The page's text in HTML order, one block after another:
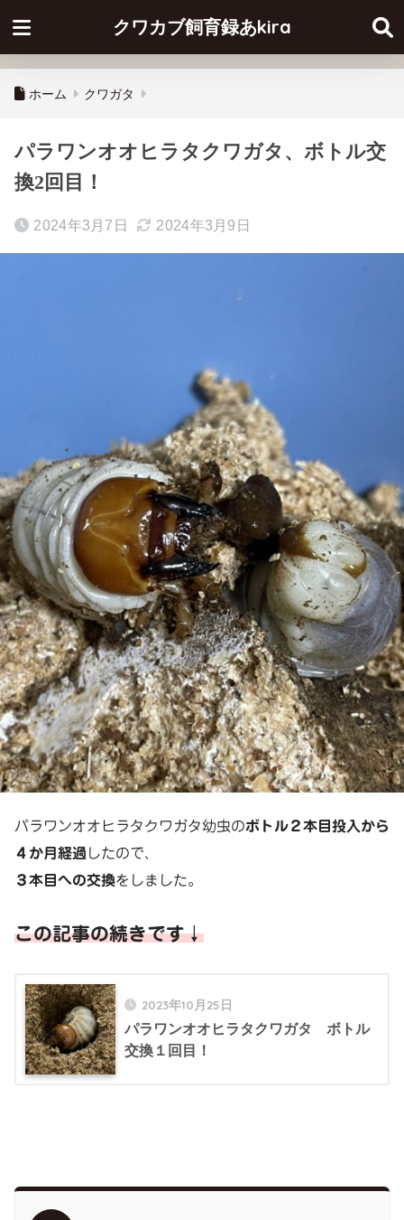
クワカブ飼育録あkira
ホーム クワガタ
パラワンオオヒラタクワガタ、ボトル交
換2回目！
2024年3月7日 2024年3月9日
パラワンオオヒラタクワガタ幼虫のボトル２本目投入から
４か月経過 したので、
３本目への交換をしました。
この記事の続きです↓
2023年10月25日
パラワンオオヒラタクワガタ ボトル
交換１回目！